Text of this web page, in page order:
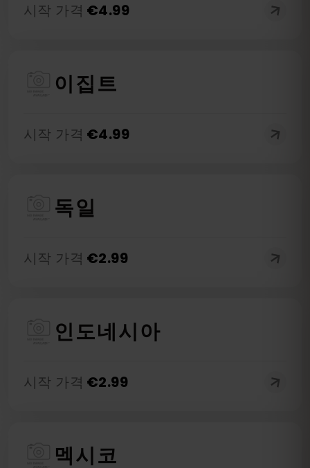
시작 가격 €4.99
이집트
시작 가격 €4.99
독일
시작 가격 €2.99
인도네시아
시작 가격 €2.99
멕시코